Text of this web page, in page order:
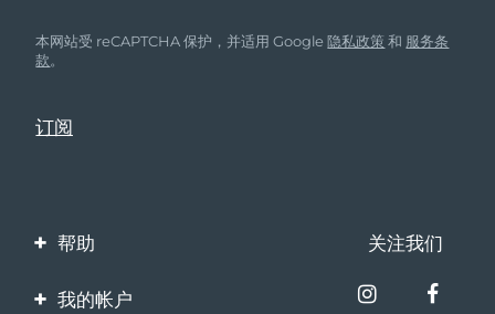
本网站受 reCAPTCHA 保护，并适用 Google隐私政策 和 服务条
款。
帮助
联系我们
关注我们
我的帐户